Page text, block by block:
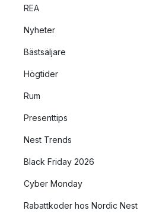
REA
Nyheter
Bästsäljare
Högtider
Rum
Presenttips
Nest Trends
Black Friday 2026
Cyber Monday
Rabattkoder hos Nordic Nest